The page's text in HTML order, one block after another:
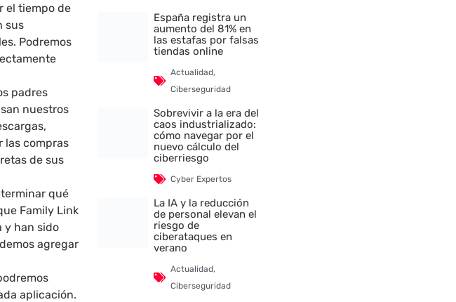
el tiempo de
sus
Podremos
padres
nuestros
las compras
de sus
qué
Family Link
y han sido
agregar
aplicación.
España registra un
aumento del 81% en
las estafas por falsas
tiendas online
Actualidad,
Ciberseguridad
Sobrevivir a la era del
caos industrializado:
cómo navegar por el
nuevo cálculo del
ciberriesgo
Cyber Expertos
La IA y la reducción
de personal elevan el
riesgo de
ciberataques en
verano
Actualidad,
Ciberseguridad